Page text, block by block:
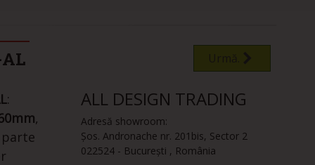
:
,
ALL DESIGN TRADING
Adresă showroom:
Șos. Andronache nr. 201bis, Sector 2
022524- București , România